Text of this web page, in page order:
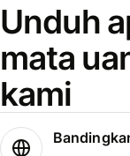
Unduh
mata
kami